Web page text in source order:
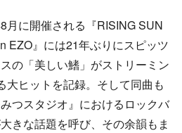
に開催される『RISING SUN
EZO』には21年ぶりにスピッツ
の「美しい鰭」がストリーミン
大ヒットを記録。そして同曲も
つスタジオ』におけるロックバ
きな話題を呼び、その余韻もま